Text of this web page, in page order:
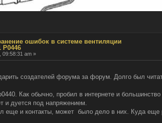
ошибок в системе вентиляции
P0446
09:58:31 am »
создателей форума за форум. Долго был
Как обычно, пробил в интернете и
и дуется под напряжением.
еще и контакты, может было дело в них. Куда еще